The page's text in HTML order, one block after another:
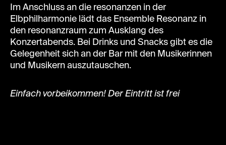
Im Anschluss an die resonanzen in der
Elbphilharmonie lädt das Ensemble Resonanz in
den resonanzraum zum Ausklang des
Konzertabends. Bei Drinks und Snacks gibt es die
Gelegenheit sich an der Bar mit den Musikerinnen
und Musikern auszutauschen.
Einfach vorbeikommen! Der Eintritt ist frei